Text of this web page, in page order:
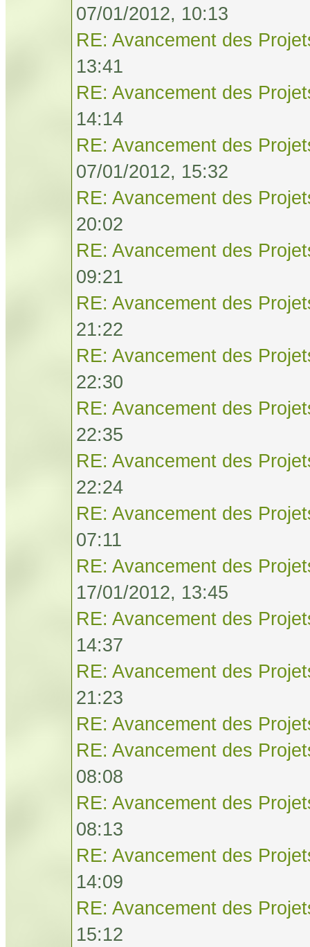
07/01/2012, 10:13
RE: Avancement des
13:41
RE: Avancement des
14:14
RE: Avancement des
07/01/2012, 15:32
RE: Avancement des
20:02
RE: Avancement des
09:21
RE: Avancement des
21:22
RE: Avancement des
22:30
RE: Avancement des
22:35
RE: Avancement des
22:24
RE: Avancement des
07:11
RE: Avancement des
17/01/2012, 13:45
RE: Avancement des
14:37
RE: Avancement des
21:23
RE: Avancement des
RE: Avancement des
08:08
RE: Avancement des
08:13
RE: Avancement des
14:09
RE: Avancement des
15:12